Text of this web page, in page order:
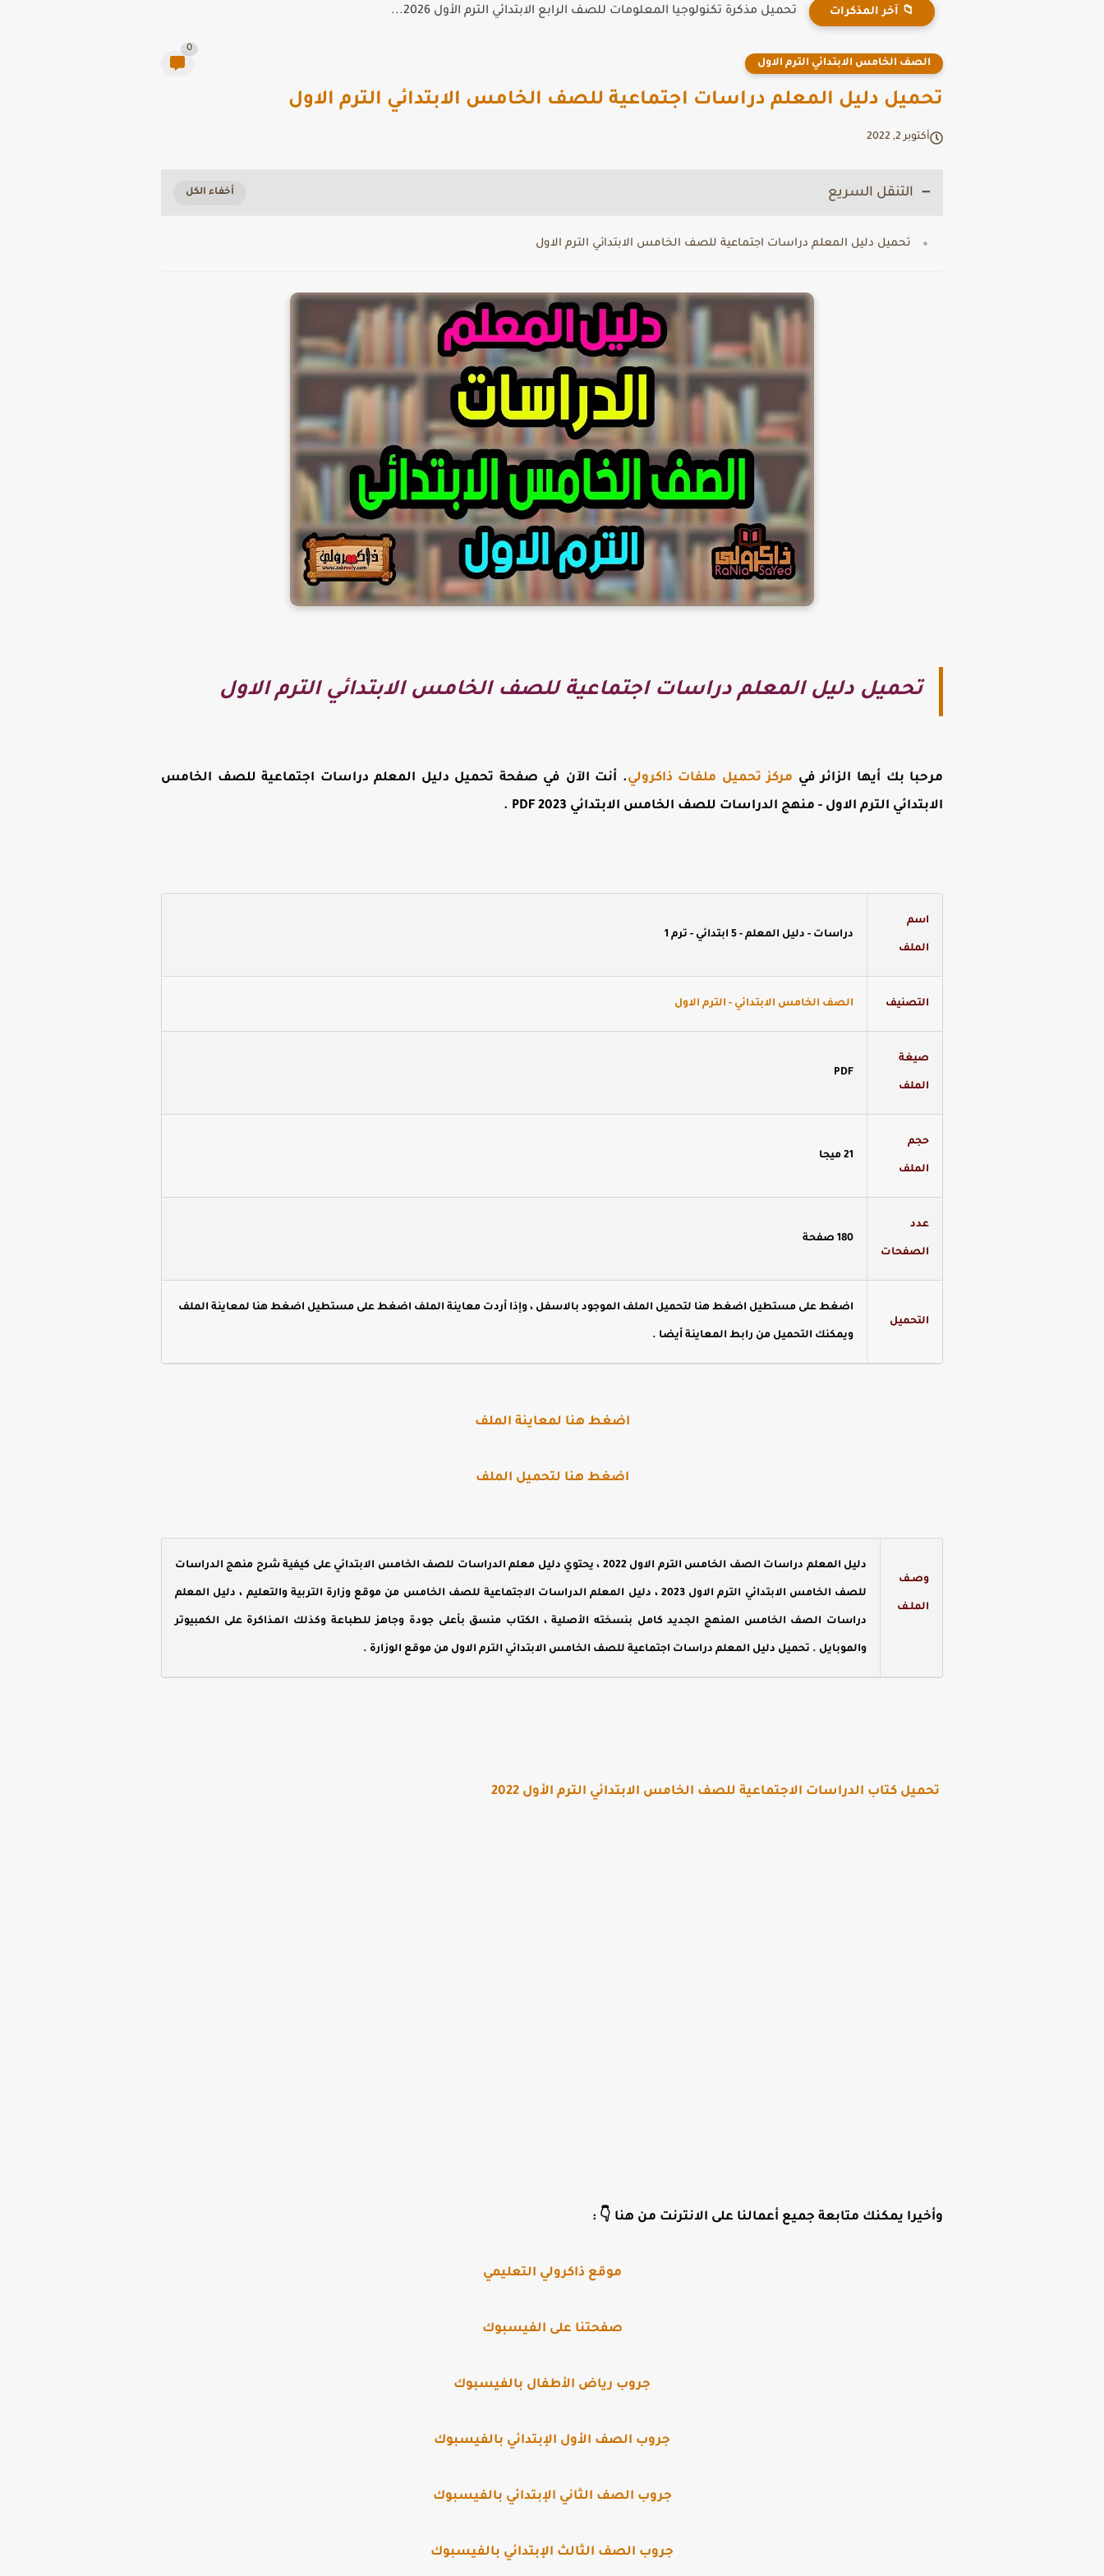
📁 آخر المذكرات تحميل مذكرة تكنولوجيا المعلومات للصف الرابع الابتدائي الترم الأول 2026...
الصف الخامس الابتدائي الترم الاول
0
تحميل دليل المعلم دراسات اجتماعية للصف الخامس الابتدائي الترم الاول
أكتوبر 2, 2022
التنقل السريع
تحميل دليل المعلم دراسات اجتماعية للصف الخامس الابتدائي الترم الاول
تحميل دليل المعلم دراسات اجتماعية للصف الخامس الابتدائي الترم الاول
مرحبا بك أيها الزائر في مركز تحميل ملفات ذاكرولي. أنت الآن في صفحة تحميل دليل المعلم دراسات اجتماعية للصف الخامس
الابتدائي الترم الاول - منهج الدراسات للصف الخامس الابتدائي 2023 PDF
.
اسم
الملف
دراسات - دليل المعلم - 5 ابتدائي - ترم 1
التصنيف الصف الخامس الابتدائي - الترم الاول
صيغة
الملف
PDF
حجم
الملف
21 ميجا
عدد
الصفحات
180 صفحة
التحميل
اضغط على مستطيل اضغط هنا لتحميل الملف الموجود بالاسفل ، وإذا أردت معاينة الملف اضغط على مستطيل اضغط هنا لمعاينة الملف
ويمكنك التحميل من رابط المعاينة أيضا .
اضغط هنا لمعاينة الملف
اضغط هنا لتحميل الملف
وصـف
الملـف
دليل المعلم دراسات الصف الخامس الترم الاول 2022 ، يحتوي دليل معلم الدراسات للصف الخامس الابتدائي على كيفية شرح منهج الدراسات
للصف الخامس الابتدائي الترم الاول 2023 ، دليل المعلم الدراسات الاجتماعية للصف الخامس من موقع وزارة التربية والتعليم ، دليل المعلم
دراسات الصف الخامس المنهج الجديد كامل بنسخته الأصلية ، الكتاب منسق بأعلى جودة وجاهز للطباعة وكذلك المذاكرة على الكمبيوتر
والموبايل . تحميل دليل المعلم دراسات اجتماعية للصف الخامس الابتدائي الترم الاول من موقع الوزارة .
تحميل كتاب الدراسات الاجتماعية للصف الخامس الابتدائي الترم الأول 2022
وأخيرا يمكنك متابعة جميع أعمالنا على الانترنت من هنا 👇 :
موقع ذاكرولي التعليمي
صفحتنا على الفيسبوك
جروب رياض الأطفال بالفيسبوك
جروب الصف الأول الإبتدائي بالفيسبوك
جروب الصف الثاني الإبتدائي بالفيسبوك
جروب الصف الثالث الإبتدائي بالفيسبوك